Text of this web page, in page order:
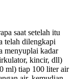
saat setelah itu
telah dilengkapi
menyuplai kadar
kincir, dll)
ml) tiap 100 liter air